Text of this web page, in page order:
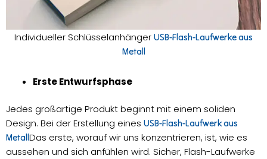
Individueller Schlüsselanhänger USB-Flash-Laufwerke aus
Metall
Erste Entwurfsphase
Jedes großartige Produkt beginnt mit einem soliden
Design. Bei der Erstellung eines USB-Flash-Laufwerk aus
MetallDas erste, worauf wir uns konzentrieren, ist, wie es
aussehen und sich anfühlen wird. Sicher, Flash-Laufwerke